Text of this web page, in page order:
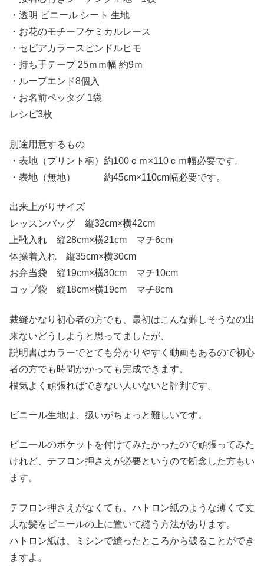
・透明 ビニール シート 生地
・お花のモチーフケミカルレース
・セピアカラースピンドルヒモ
・持ち手テープ 25ｍｍ幅 約9ｍ
・ループエンド8個入
・お名前ペッタグ 1袋
レシピ3枚
別途用意するもの
・表地（プリント柄）約100ｃｍ×110ｃｍ幅必要です。
・表地（無地） 約45cm×110cm幅必要です。
出来上がりサイズ
レッスンバッグ 縦32cm×横42cm
上靴入れ 縦28cm×横21cm マチ6cm
体操着入れ 縦35cm×横30cm
お弁当袋 縦19cm×横30cm マチ10cm
コップ袋 縦18cm×横19cm マチ8cm
裁縫かなり初心者の方でも、最初はこんな難しそうなの出
来ないどうしようと思ってましたが、
説明書はカラーでとても分かりやすく動画もあるので初心
者の方でも時間かかっても完成できます。
根気よく頑張ればできない人いないと評判です。
ビニール生地は、扱いがちょっと難しいです。
ビニールのポケットを付けてみたかったので頑張ってみた
けれど、テフロン押さえが必要というので断念した方もい
ます。
テフロン押さえがなくても、ハトロン紙のような薄くて丈
夫な髪をビニールの上に置いて縫う方法があります。
ハトロン紙は、ミシンで縫ったところから破ることができ
ますよ。